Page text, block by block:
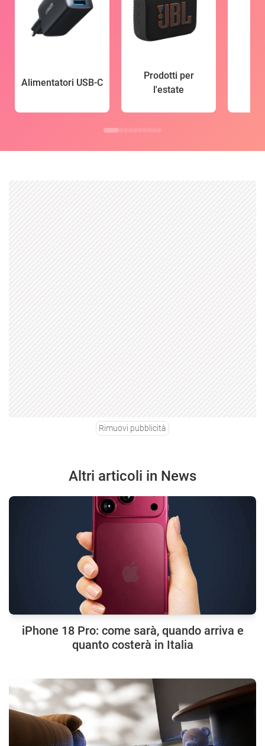
Alimentatori USB-C
Prodotti per
l'estate
Rimuovi pubblicità
Altri articoli in News
iPhone 18 Pro: come sarà, quando arriva e
quanto costerà in Italia